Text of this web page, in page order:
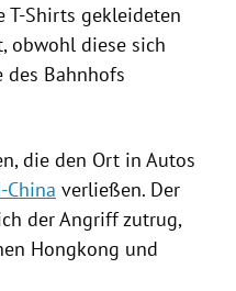
T-Shirts gekleideten
obwohl diese sich
Bahnhofs
die den Ort in Autos
China verließen. Der
der Angriff zutrug,
Hongkong und